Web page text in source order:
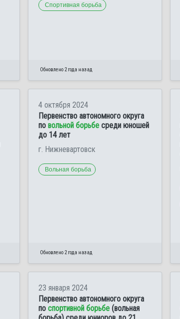
Спортивная борьба
Обновлено 2 года назад
4 октября 2024
Первенство автономного округа
по вольной борьбе среди юношей
до 14 лет
г. Нижневартовск
Вольная борьба
Обновлено 2 года назад
23 января 2024
Первенство автономного округа
по спортивной борьбе (вольная